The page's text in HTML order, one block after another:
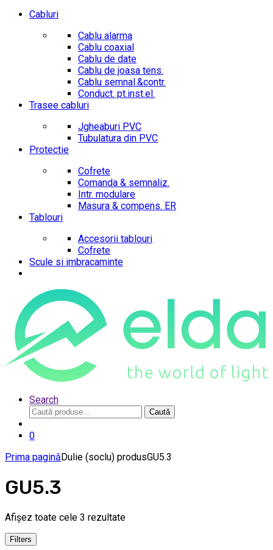
Cabluri
Cablu alarma
Cablu coaxial
Cablu de date
Cablu de joasa tens.
Cablu semnal.&contr.
Conduct. pt.inst.el.
Trasee cabluri
Jgheaburi PVC
Tubulatura din PVC
Protectie
Cofrete
Comanda & semnaliz.
Intr. modulare
Masura & compens. ER
Tablouri
Accesorii tablouri
Cofrete
Scule si imbracaminte
Search
Caută
după:
Caută
0
Prima paginăDulie (soclu) produsGU5.3
GU5.3
Afișez toate cele 3 rezultate
Filters